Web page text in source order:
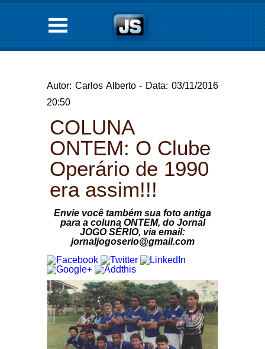
Autor: Carlos Alberto - Data: 03/11/2016
20:50
COLUNA
ONTEM: O Clube
Operário de 1990
era assim!!!
Envie você também sua foto antiga
para a coluna ONTEM, do Jornal
JOGO SÉRIO, via email:
jornaljogoserio@gmail.com